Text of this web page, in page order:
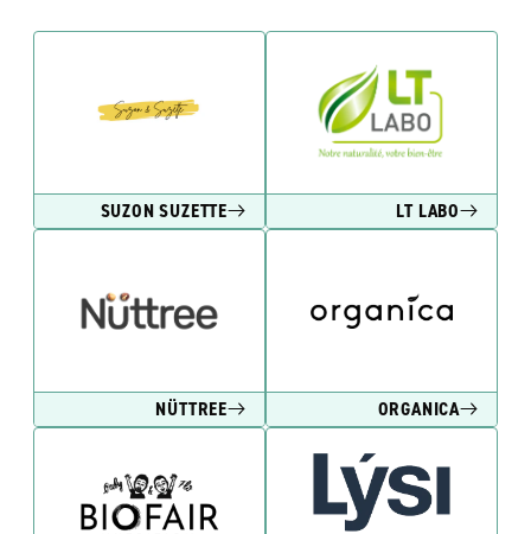
SUZON SUZETTE LT LABO
NÜTTREE ORGANICA